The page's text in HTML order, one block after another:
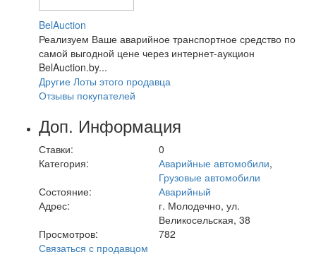
BelAuction
Реализуем Ваше аварийное транспортное средство по
самой выгодной цене через интернет-аукцион
BelAuction.by...
Другие Лоты этого продавца
Отзывы покупателей
Доп. Информация
Ставки:
0
Категория:
Аварийные автомобили,
Грузовые автомобили
Состояние:
Аварийный
Адрес:
г. Молодечно, ул.
Великосельская, 38
Просмотров:
782
Связаться с продавцом